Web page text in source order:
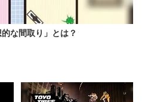
な間取り」とは？